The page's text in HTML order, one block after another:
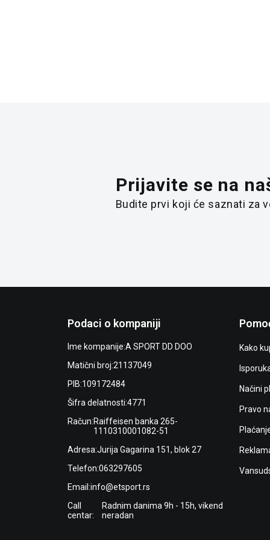
Prijavite se na
Budite prvi koji će saznati za
Podaci o kompaniji
Ime kompanije:A SPORT DD DOO
Matični broj:21137049
PIB:109172484
Šifra delatnosti:4771
Račun:Raiffeisen banka 265-
1110310001082-51
Adresa:Jurija Gagarina 151, blok 27
Telefon:063297605
Email:info@etsport.rs
Call
centar:
Radnim danima 9h - 15h, vikend
neradan
Kako
Načini
Pravo